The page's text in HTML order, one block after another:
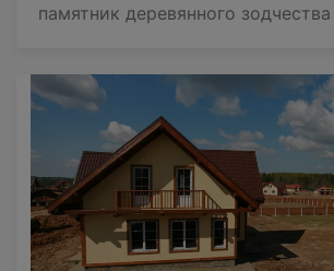
памятник деревянного зодчества